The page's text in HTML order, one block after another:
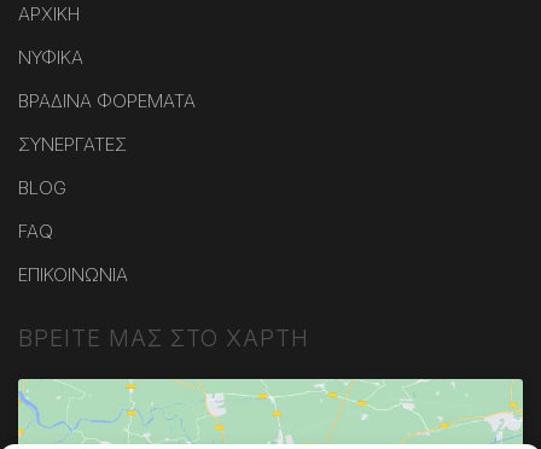
ΑΡΧΙΚΗ
ΝΥΦΙΚΑ
ΒΡΑΔΙΝΑ ΦΟΡΕΜΑΤΑ
ΣΥΝΕΡΓΑΤΕΣ
BLOG
FAQ
ΕΠΙΚΟΙΝΩΝΙΑ
ΒΡΕΙΤΕ ΜΑΣ ΣΤΟ ΧΑΡΤΗ